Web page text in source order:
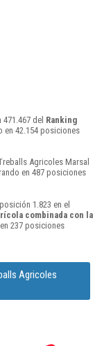
del Ranking
en 42.154 posiciones
Agricoles Marsal
en 487 posiciones
1.823 en el
combinada con la
237 posiciones
Agricoles